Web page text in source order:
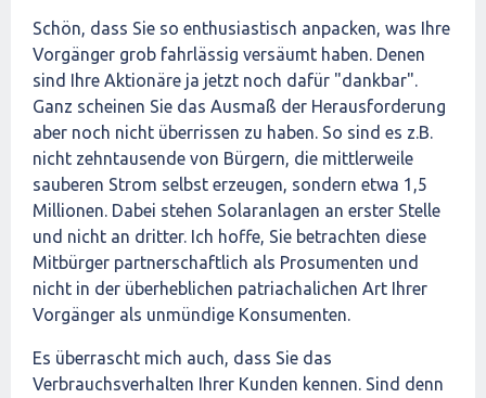
Schön, dass Sie so enthusiastisch anpacken, was Ihre
Vorgänger grob fahrlässig versäumt haben. Denen
sind Ihre Aktionäre ja jetzt noch dafür "dankbar".
Ganz scheinen Sie das Ausmaß der Herausforderung
aber noch nicht überrissen zu haben. So sind es z.B.
nicht zehntausende von Bürgern, die mittlerweile
sauberen Strom selbst erzeugen, sondern etwa 1,5
Millionen. Dabei stehen Solaranlagen an erster Stelle
und nicht an dritter. Ich hoffe, Sie betrachten diese
Mitbürger partnerschaftlich als Prosumenten und
nicht in der überheblichen patriachalichen Art Ihrer
Vorgänger als unmündige Konsumenten.
Es überrascht mich auch, dass Sie das
Verbrauchsverhalten Ihrer Kunden kennen. Sind denn